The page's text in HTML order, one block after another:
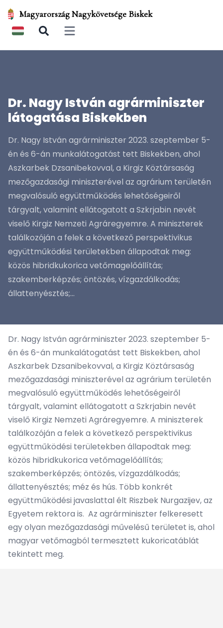
Magyarország Nagykövetsége Biskek
Open main menu
Dr. Nagy István agrárminiszter
látogatása Biskekben
Dr. Nagy István agrárminiszter 2023. szeptember 5-
én és 6-án munkalátogatást tett Biskekben, ahol
Aszkarbek Dzsanibekovval, a Kirgiz Köztársaság
mezőgazdasági miniszterével az agrárium területén
megvalósuló együttműködés lehetőségeiről
tárgyalt, valamint ellátogatott a Szkrjabin nevét
viselő Kirgiz Nemzeti Agráregyemre. A miniszterek
találkozóján a felek a következő perspektivikus
együttműködési területekben állapodtak meg:
közös hibridkukorica vetőmagelőállítás;
szakemberképzés; öntözés, vízgazdálkodás;
állattenyésztés;...
Dr. Nagy István agrárminiszter 2023. szeptember 5-
én és 6-án munkalátogatást tett Biskekben, ahol
Aszkarbek Dzsanibekovval, a Kirgiz Köztársaság
mezőgazdasági miniszterével az agrárium területén
megvalósuló együttműködés lehetőségeiről
tárgyalt, valamint ellátogatott a Szkrjabin nevét
viselő Kirgiz Nemzeti Agráregyemre. A miniszterek
találkozóján a felek a következő perspektivikus
együttműködési területekben állapodtak meg:
közös hibridkukorica vetőmagelőállítás;
szakemberképzés; öntözés, vízgazdálkodás;
állattenyésztés; méz és hús. Több konkrét
együttműködési javaslattal élt Riszbek Nurgazijev, az
Egyetem rektora is. Az agrárminiszter felkeresett
egy olyan mezőgazdasági művelésű területet is, ahol
magyar vetőmagból termesztett kukoricatáblát
tekintett meg.